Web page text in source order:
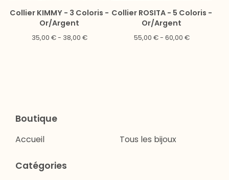
Collier KIMMY - 3 Coloris -
Or/Argent
35,00 €- 38,00 €
Collier ROSITA - 5 Coloris -
Or/Argent
55,00 €- 60,00 €
Boutique
Accueil Tous les bijoux
Catégories